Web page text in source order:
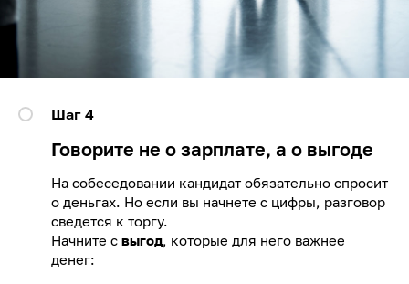
Шаг 4
Говорите не о зарплате, а о выгоде
На собеседовании кандидат обязательно спросит
о деньгах. Но если вы начнете с цифры, разговор
сведется к торгу.
Начните с выгод, которые для него важнее
денег: